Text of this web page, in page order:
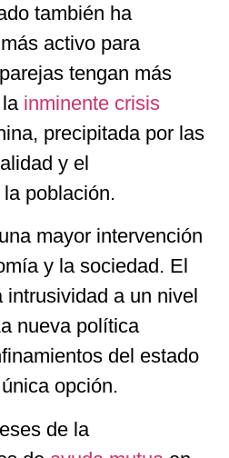
también ha
activo para
tengan más
inminente crisis
precipitada por las
y el
población.
mayor intervención
y la sociedad. El
a un nivel
nueva política
del estado
opción.
de la